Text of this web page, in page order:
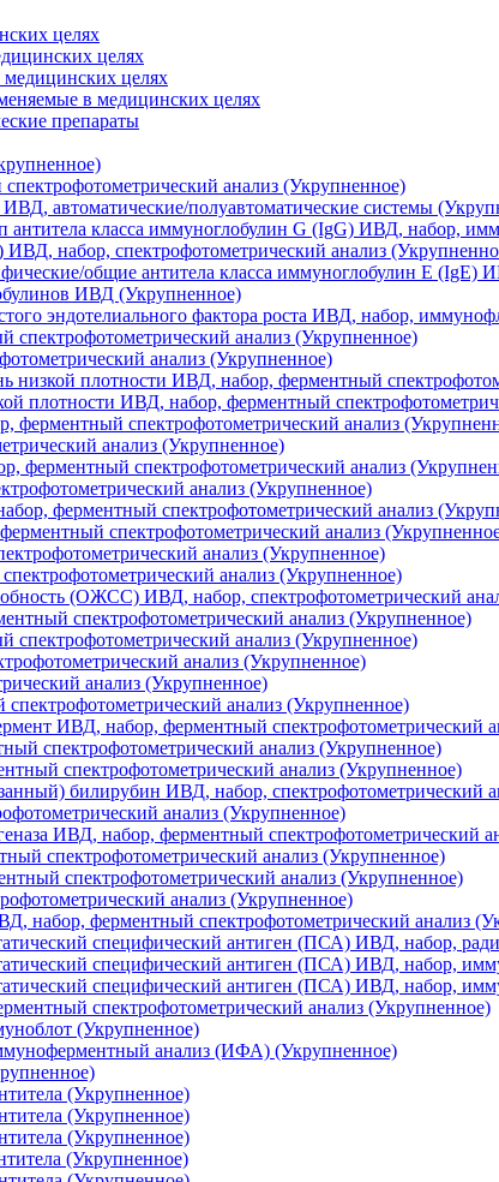
целях
целях
целях
в медицинских целях
препараты
анализ (Укрупненное)
автоматические/полуавтоматические системы
антитела класса иммуноглобулин G (IgG) ИВД, набор,
набор, спектрофотометрический анализ
общие антитела класса иммуноглобулин Е
ИВД (Укрупненное)
эндотелиального фактора роста ИВД, набор,
анализ (Укрупненное)
анализ (Укрупненное)
низкой плотности ИВД, набор, ферментный
плотности ИВД, набор, ферментный
ферментный спектрофотометрический анализ
анализ (Укрупненное)
ферментный спектрофотометрический анализ
анализ (Укрупненное)
ферментный спектрофотометрический анализ
спектрофотометрический анализ
анализ (Укрупненное)
анализ (Укрупненное)
(ОЖСС) ИВД, набор, спектрофотометрический
спектрофотометрический анализ (Укрупненное)
анализ (Укрупненное)
анализ (Укрупненное)
анализ (Укрупненное)
анализ (Укрупненное)
ИВД, набор, ферментный спектрофотометрический
спектрофотометрический анализ (Укрупненное)
спектрофотометрический анализ (Укрупненное)
билирубин ИВД, набор, спектрофотометрический
анализ (Укрупненное)
ИВД, набор, ферментный спектрофотометрический
спектрофотометрический анализ (Укрупненное)
спектрофотометрический анализ (Укрупненное)
анализ (Укрупненное)
набор, ферментный спектрофотометрический анализ
специфический антиген (ПСА) ИВД, набор,
специфический антиген (ПСА) ИВД, набор,
специфический антиген (ПСА) ИВД, набор,
спектрофотометрический анализ (Укрупненное)
(Укрупненное)
анализ (ИФА) (Укрупненное)
(Укрупненное)
(Укрупненное)
(Укрупненное)
(Укрупненное)